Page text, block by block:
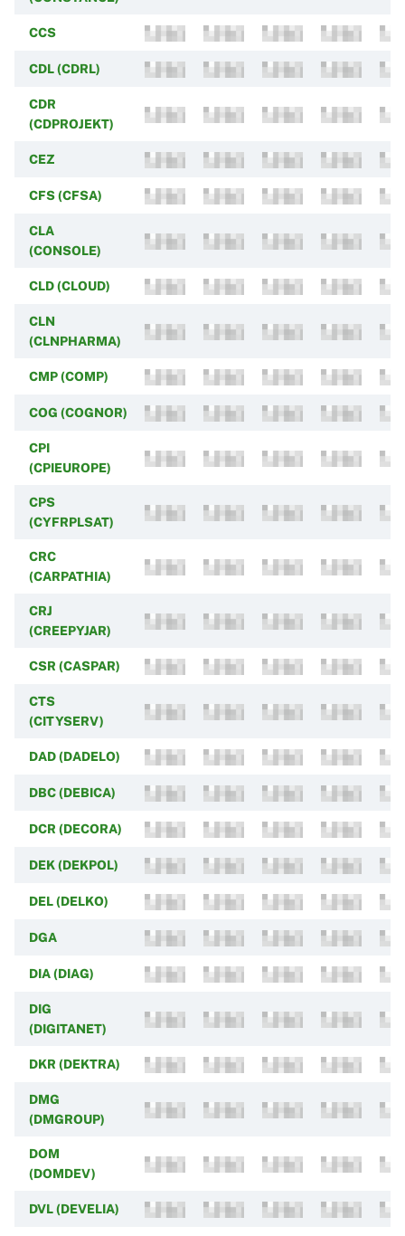
CCS
CDL (CDRL)
CDR
(CDPROJEKT)
CEZ
CFS (CFSA)
CLA
(CONSOLE)
CLD (CLOUD)
CLN
(CLNPHARMA)
CMP (COMP)
COG (COGNOR)
CPI
(CPIEUROPE)
CPS
(CYFRPLSAT)
CRC
(CARPATHIA)
CRJ
(CREEPYJAR)
CSR (CASPAR)
CTS
(CITYSERV)
DAD (DADELO)
DBC (DEBICA)
DCR (DECORA)
DEK (DEKPOL)
DEL (DELKO)
DGA
DIA (DIAG)
DIG
(DIGITANET)
DKR (DEKTRA)
DMG
(DMGROUP)
DOM
(DOMDEV)
DVL (DEVELIA)